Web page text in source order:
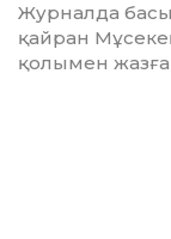
Журналда
қайран
қолымен